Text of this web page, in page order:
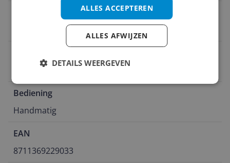
Bediening
Handmatig
EAN
8711369229033
ALLES ACCEPTEREN
ALLES AFWIJZEN
DETAILS WEERGEVEN